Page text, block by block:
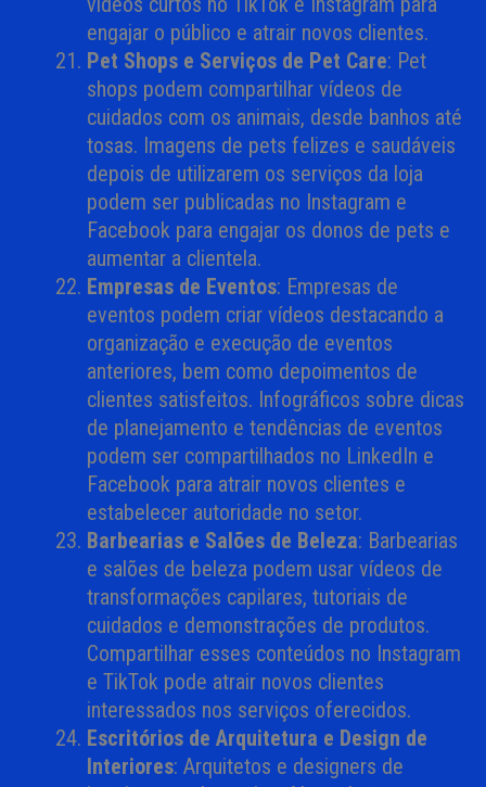
engajar o público e atrair novos clientes.
Pet Shops e Serviços de Pet Care: Pet
shops podem compartilhar vídeos de
cuidados com os animais, desde banhos até
tosas. Imagens de pets felizes e saudáveis
depois de utilizarem os serviços da loja
podem ser publicadas no Instagram e
Facebook para engajar os donos de pets e
aumentar a clientela.
Empresas de Eventos: Empresas de
eventos podem criar vídeos destacando a
organização e execução de eventos
anteriores, bem como depoimentos de
clientes satisfeitos. Infográficos sobre dicas
de planejamento e tendências de eventos
podem ser compartilhados no LinkedIn e
Facebook para atrair novos clientes e
estabelecer autoridade no setor.
Barbearias e Salões de Beleza: Barbearias
e salões de beleza podem usar vídeos de
transformações capilares, tutoriais de
cuidados e demonstrações de produtos.
Compartilhar esses conteúdos no Instagram
e TikTok pode atrair novos clientes
interessados nos serviços oferecidos.
Escritórios de Arquitetura e Design de
Interiores: Arquitetos e designers de